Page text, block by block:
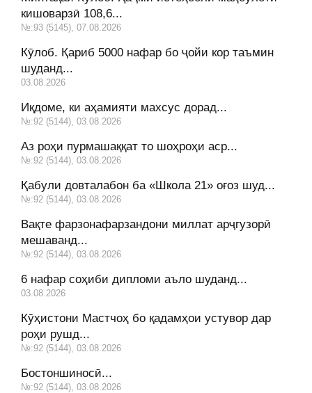
кишоварзӣ 108,6...
№:93 (5145), 07.08.2026
Кӯлоб. Қариб 5000 нафар бо ҷойи кор таъмин
шуданд...
03.08.2026
Иқдоме, ки аҳамияти махсус дорад...
№:92 (5144), 03.08.2026
Аз роҳи пурмашаққат то шоҳроҳи аср...
№:92 (5144), 03.08.2026
Қабули довталабон ба «Школа 21» оғоз шуд...
№:92 (5144), 03.08.2026
Вақте фарзонафарзандони миллат арҷгузорӣ
мешаванд...
№:92 (5144), 03.08.2026
6 нафар соҳиби дипломи аъло шуданд...
03.08.2026
Кӯҳистони Мастчоҳ бо қадамҳои устувор дар
роҳи рушд...
№:92 (5144), 03.08.2026
Бостоншиносӣ...
№:92 (5144), 03.08.2026